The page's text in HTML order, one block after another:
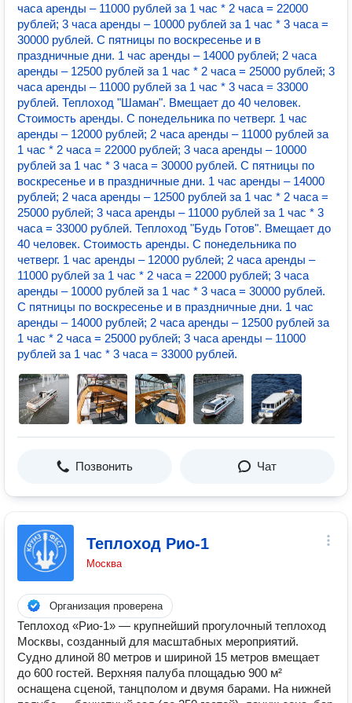
часа аренды – 11000 рублей за 1 час * 2 часа = 22000
рублей; 3 часа аренды – 10000 рублей за 1 час * 3 часа =
30000 рублей. С пятницы по воскресенье и в
праздничные дни. 1 час аренды – 14000 рублей; 2 часа
аренды – 12500 рублей за 1 час * 2 часа = 25000 рублей; 3
часа аренды – 11000 рублей за 1 час * 3 часа = 33000
рублей. Теплоход "Шаман". Вмещает до 40 человек.
Стоимость аренды. С понедельника по четверг. 1 час
аренды – 12000 рублей; 2 часа аренды – 11000 рублей за
1 час * 2 часа = 22000 рублей; 3 часа аренды – 10000
рублей за 1 час * 3 часа = 30000 рублей. С пятницы по
воскресенье и в праздничные дни. 1 час аренды – 14000
рублей; 2 часа аренды – 12500 рублей за 1 час * 2 часа =
25000 рублей; 3 часа аренды – 11000 рублей за 1 час * 3
часа = 33000 рублей. Теплоход "Будь Готов". Вмещает до
40 человек. Стоимость аренды. С понедельника по
четверг. 1 час аренды – 12000 рублей; 2 часа аренды –
11000 рублей за 1 час * 2 часа = 22000 рублей; 3 часа
аренды – 10000 рублей за 1 час * 3 часа = 30000 рублей.
С пятницы по воскресенье и в праздничные дни. 1 час
аренды – 14000 рублей; 2 часа аренды – 12500 рублей за
1 час * 2 часа = 25000 рублей; 3 часа аренды – 11000
рублей за 1 час * 3 часа = 33000 рублей.
Позвонить Чат
Теплоход Рио-1
Москва
Организация проверена
Теплоход «Рио-1» — крупнейший прогулочный теплоход
Москвы, созданный для масштабных мероприятий.
Судно длиной 80 метров и шириной 15 метров вмещает
до 600 гостей. Верхняя палуба площадью 900 м²
оснащена сценой, танцполом и двумя барами. На нижней